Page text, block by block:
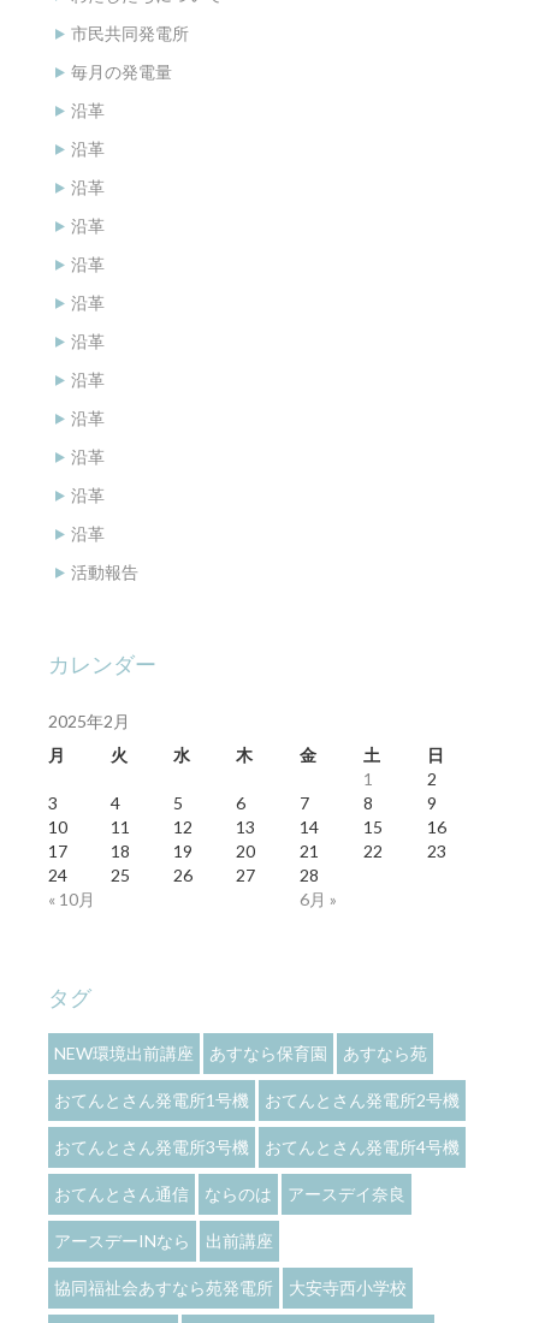
市民共同発電所
毎月の発電量
沿革
沿革
沿革
沿革
沿革
沿革
沿革
沿革
沿革
沿革
沿革
沿革
活動報告
カレンダー
2025年2月
月
火 水 木 金 土 日
« 10月 6月 »
1
2
3
4 5 6 7 8
9
10
11 12 13 14 15
16
17
18 19 20 21 22
23
24
25 26 27 28
タグ
NEW環境出前講座 あすなら保育園 あすなら苑
おてんとさん発電所1号機 おてんとさん発電所2号機
おてんとさん発電所3号機 おてんとさん発電所4号機
おてんとさん通信 ならのは アースデイ奈良
アースデーINなら 出前講座
協同福祉会あすなら苑発電所 大安寺西小学校